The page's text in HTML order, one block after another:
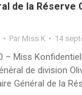
de la Réserve
Par Miss K 14
– Miss
de division
Général de la